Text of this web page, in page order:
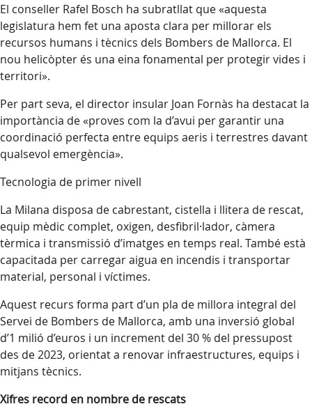
El conseller Rafel Bosch ha subratllat que «aquesta
legislatura hem fet una aposta clara per millorar els
recursos humans i tècnics dels Bombers de Mallorca. El
nou helicòpter és una eina fonamental per protegir vides i
territori».
Per part seva, el director insular Joan Fornàs ha destacat la
importància de «proves com la d’avui per garantir una
coordinació perfecta entre equips aeris i terrestres davant
qualsevol emergència».
Tecnologia de primer nivell
La Milana disposa de cabrestant, cistella i llitera de rescat,
equip mèdic complet, oxigen, desfibril·lador, càmera
tèrmica i transmissió d’imatges en temps real. També està
capacitada per carregar aigua en incendis i transportar
material, personal i víctimes.
Aquest recurs forma part d’un pla de millora integral del
Servei de Bombers de Mallorca, amb una inversió global
d’1 milió d’euros i un increment del 30 % del pressupost
des de 2023, orientat a renovar infraestructures, equips i
mitjans tècnics.
Xifres record en nombre de rescats